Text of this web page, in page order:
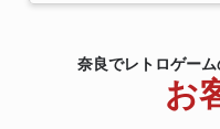
奈良でレトロゲー
お